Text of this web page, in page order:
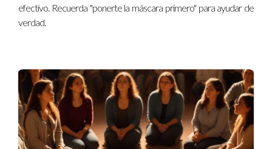
efectivo. Recuerda "ponerte la máscara primero" para ayudar de
verdad.